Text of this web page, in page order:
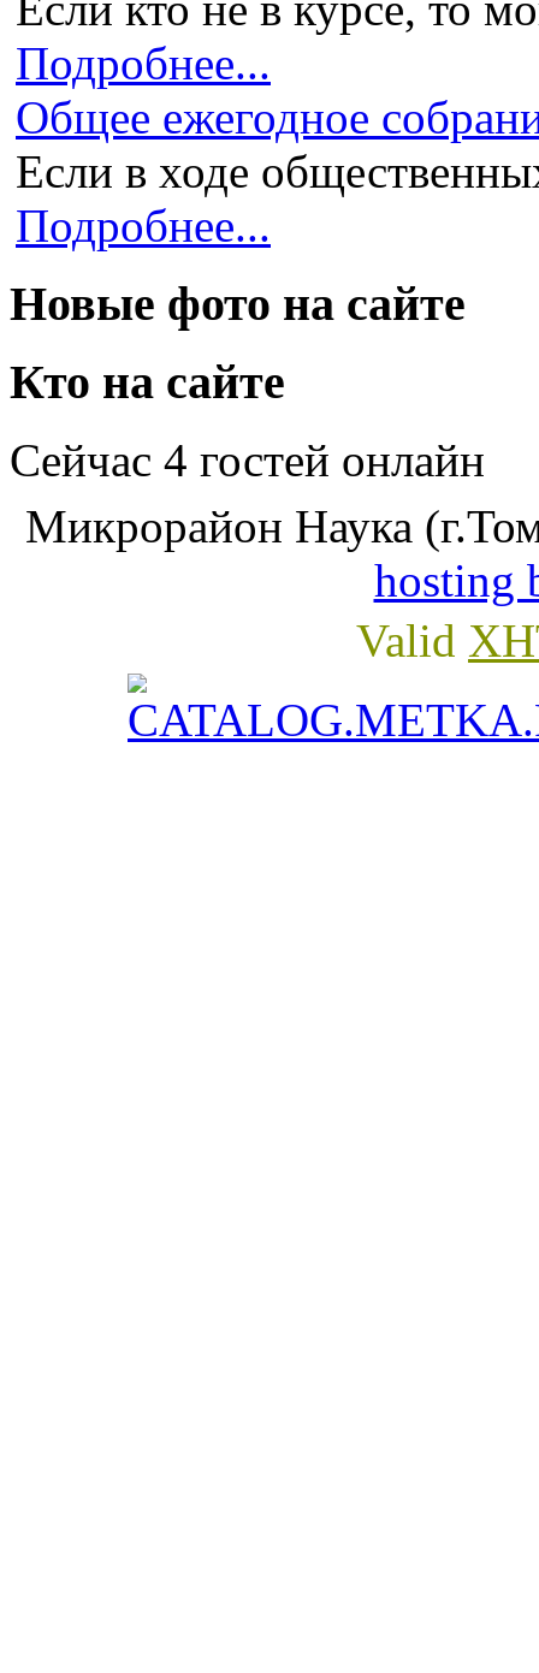
Подробнее...
Общее ежегодное
Если в ходе
Подробнее...
Новые фото на сайте
Кто на сайте
Сейчас 4 гостей онлайн
Микрорайон Наука
hosting
Valid